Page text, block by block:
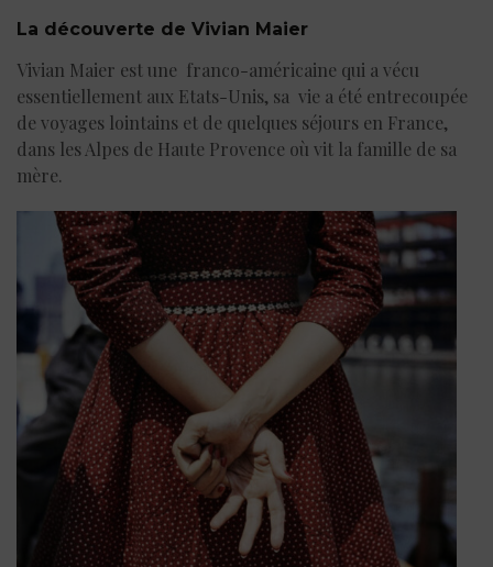
La découverte de Vivian Maier
Vivian Maier est une franco-américaine qui a vécu
essentiellement aux Etats-Unis, sa vie a été entrecoupée
de voyages lointains et de quelques séjours en France,
dans les Alpes de Haute Provence où vit la famille de sa
mère.